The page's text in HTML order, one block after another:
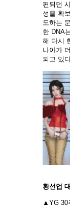
편되던
성을 확
도하는
한 DNA
해 다시
나아가
되고 있
황선업
▲YG 30